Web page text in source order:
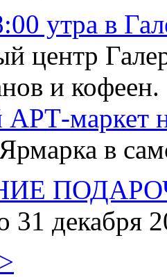
утра в
центр
и кофеен.
маркет
в
31 декабря